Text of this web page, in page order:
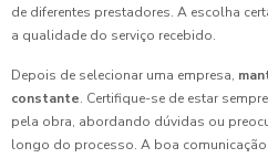
de diferentes prestadores. A escolha
a qualidade do serviço recebido.
Depois de selecionar uma empresa,
constante. Certifique-se de estar
pela obra, abordando dúvidas ou
longo do processo. A boa